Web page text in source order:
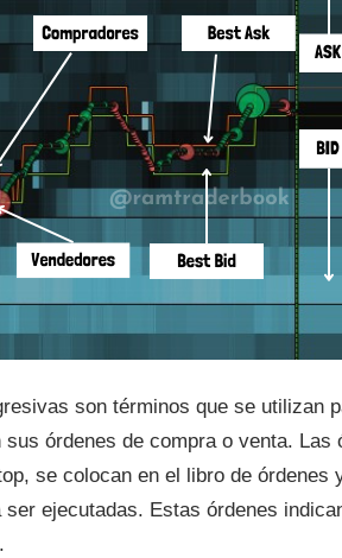
son términos que se utilizan
órdenes de compra o venta.
se colocan en el libro de órdenes
ejecutadas. Estas órdenes